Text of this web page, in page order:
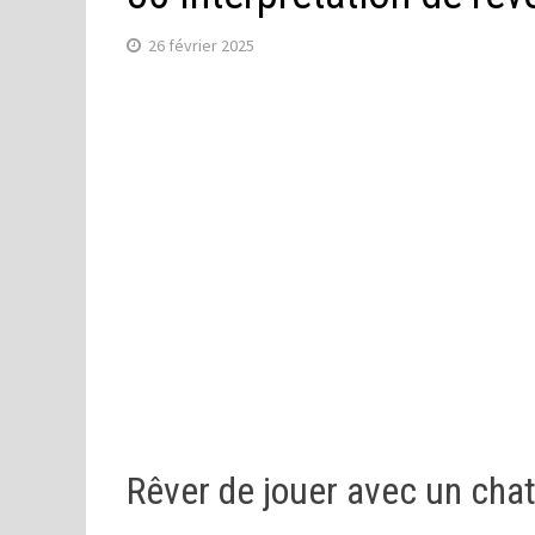
26 février 2025
Rêver de jouer avec un